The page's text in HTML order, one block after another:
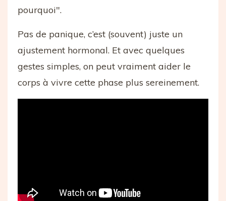
pourquoi".
Pas de panique, c’est (souvent) juste un
ajustement hormonal. Et avec quelques
gestes simples, on peut vraiment aider le
corps à vivre cette phase plus sereinement.